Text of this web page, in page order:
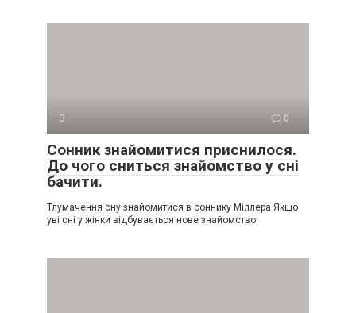
З 0
Сонник знайомитися приснилося.
До чого сниться знайомство у сні
бачити.
Тлумачення сну знайомитися в соннику Міллера Якщо
уві сні у жінки відбувається нове знайомство